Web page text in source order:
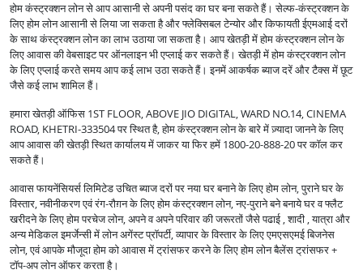
होम कंस्ट्रक्शन लोन से आप आसानी से अपनी पसंद का घर बना सकते हैं। सेल्फ-कंस्ट्रक्शन के
लिए होम लोन आसानी से लिया जा सकता है और फ्लेक्सिबल टेन्योर और किफायती ईएमआई दरों
के साथ कंस्ट्रक्शन लोन का लाभ उठाया जा सकता है। आप खेतड़ी में होम कंस्ट्रक्शन लोन के
लिए आवास की वेबसाइट पर ऑनलाइन भी एप्लाई कर सकते हैं। खेतड़ी में होम कंस्ट्रक्शन लोन
के लिए एप्लाई करते समय आप कई लाभ उठा सकते हैं। इनमें आकर्षक ब्याज दरें और टैक्स में छूट
जैसे कई लाभ शामिल हैं।
हमारा खेतड़ी ऑफिस 1ST FLOOR, ABOVE JIO DIGITAL, WARD NO.14, CINEMA
ROAD, KHETRI-333504 पर स्थित है, होम कंस्ट्रक्शन लोन के बारे में ज़्यादा जानने के लिए
आप आवास की खेतड़ी स्थित कार्यालय में जाकर या फिर हमें 1800-20-888-20 पर कॉल कर
सकते हैं।
आवास फायनेंसियर्स लिमिटेड उचित ब्याज दरों पर नया घर बनाने के लिए होम लोन, पुराने घर के
विस्तार, नवीनीकरण एवं रंग-रौग़न के लिए होम कंस्ट्रक्शन लोन, नए-पुराने बने बनाये घर व फ्लैट
खरीदने के लिए होम परचेज लोन, अपने व अपने परिवार की जरूरतों जैसे पढाई , शादी , यात्रा और
अन्य मेडिकल इमर्जेन्सी में लोन अगेंस्ट प्रॉपर्टी, व्यापार के विस्तार के लिए एमएसएमई बिजनेस
लोन, एवं आपके मौजूदा होम को आवास में ट्रांसफर करने के लिए होम लोन बैलेंस ट्रांसफर +
टॉप-अप लोन ऑफर करता है।